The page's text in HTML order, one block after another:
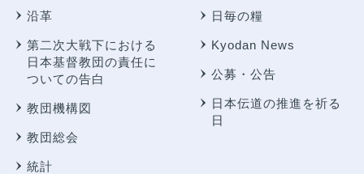
沿革
第二次大戦下における
日本基督教団の責任に
ついての告白
教団機構図
教団総会
統計
日毎の糧
Kyodan News
公募・公告
日本伝道の推進を祈る
日